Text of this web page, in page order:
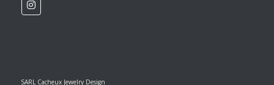
SARL Cacheux Jewelry Design